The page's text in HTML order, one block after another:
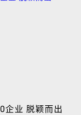
企业 脱颖而出